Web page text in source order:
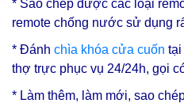
* Sao chép được các loại
remote chống nước sử dụng
* Đánh chìa khóa cửa cuốn tại
thợ trực phục vụ 24/24h, gọi
* Làm thêm, làm mới, sao